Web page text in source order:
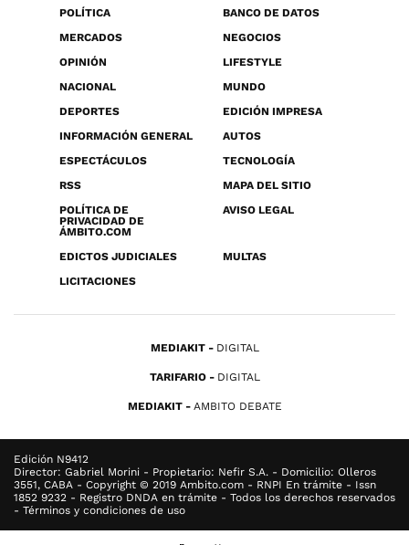
POLÍTICA
BANCO DE DATOS
MERCADOS
NEGOCIOS
OPINIÓN
LIFESTYLE
NACIONAL
MUNDO
DEPORTES
EDICIÓN IMPRESA
INFORMACIÓN GENERAL
AUTOS
ESPECTÁCULOS
TECNOLOGÍA
RSS
MAPA DEL SITIO
POLÍTICA DE
PRIVACIDAD DE
ÁMBITO.COM
AVISO LEGAL
EDICTOS JUDICIALES
MULTAS
LICITACIONES
MEDIAKIT DIGITAL
TARIFARIO DIGITAL
MEDIAKIT AMBITO DEBATE
Edición N9412
Director: Gabriel Morini - Propietario: Nefir S.A. - Domicilio: Olleros
3551, CABA - Copyright © 2019 Ambito.com - RNPI En trámite - Issn
1852 9232 - Registro DNDA en trámite - Todos los derechos reservados
- Términos y condiciones de uso